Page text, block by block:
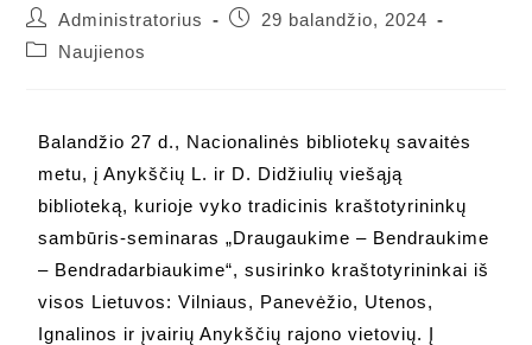
Administratorius
29 balandžio, 2024
Naujienos
Balandžio 27 d., Nacionalinės bibliotekų savaitės
metu, į Anykščių L. ir D. Didžiulių viešąją
biblioteką, kurioje vyko tradicinis kraštotyrininkų
sambūris-seminaras „Draugaukime – Bendraukime
– Bendradarbiaukime“, susirinko kraštotyrininkai iš
visos Lietuvos: Vilniaus, Panevėžio, Utenos,
Ignalinos ir įvairių Anykščių rajono vietovių. Į